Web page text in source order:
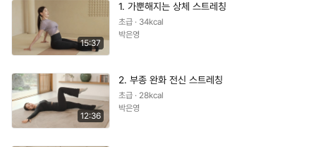
15:37
1. 가뿐해지는 상체 스트레칭
초급 · 34kcal
박은영
12:36
2. 부종 완화 전신 스트레칭
초급 · 28kcal
박은영